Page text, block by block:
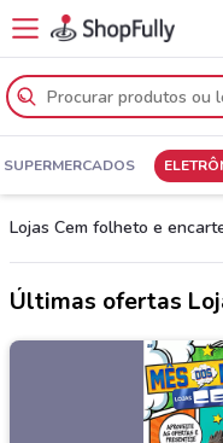
SUPERMERCADOS
Lojas Cem folheto e
Últimas ofertas